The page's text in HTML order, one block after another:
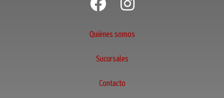
Quiénes somos
Sucursales
Contacto